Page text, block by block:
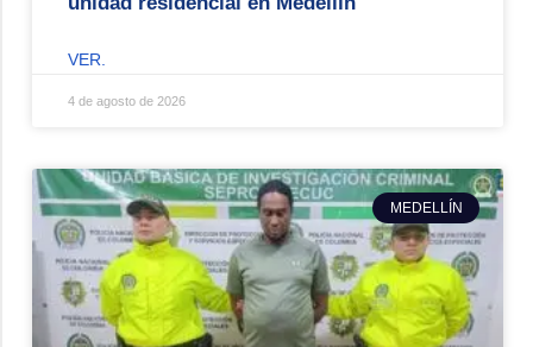
VER.
4 de agosto de 2026
MEDELLÍN